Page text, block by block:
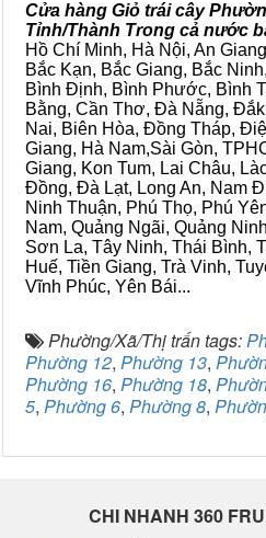
Cửa hàng Giỏ trái cây
Tỉnh/Thành Trong cả nước
Hồ Chí Minh, Hà Nội, An
Bắc Kạn, Bắc Giang, Bắc
Bình Định, Bình Phước, Bình
Bằng, Cần Thơ, Đà Nẵng,
Nai, Biên Hòa, Đồng Tháp,
Giang, Hà Nam,Sài Gòn,
Giang, Kon Tum, Lai Châu,
Đồng, Đà Lạt, Long An, Nam
Ninh Thuận, Phú Thọ, Phú
Nam, Quảng Ngãi, Quảng
Sơn La, Tây Ninh, Thái Bình,
Huế, Tiền Giang, Trà Vinh,
Vĩnh Phúc, Yên Bái...
Phường/Xã/Thị trấn tags:
Phường 12, Phường 13,
Phường 16, Phường 18,
5, Phường 6, Phường 8,
CHI NHANH 360